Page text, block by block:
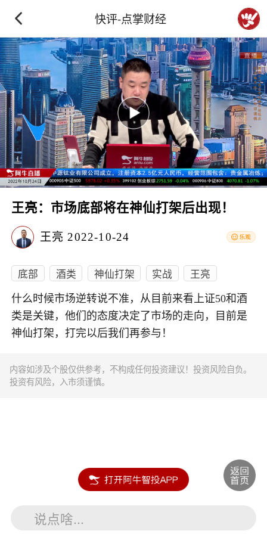
快评-点掌财经
王亮：市场底部将在神仙打架后出现！
王亮 2022-10-24
底部 酒类 神仙打架 实战 王亮
什么时候市场逆转说不准，从目前来看上证50和酒
类是关键，他们的态度决定了市场的走向，目前是
神仙打架，打完以后我们再参与！
内容如涉及个股仅供参考，不构成任何投资建议！投资风险自负。
投资有风险，入市须谨慎。
说点啥...